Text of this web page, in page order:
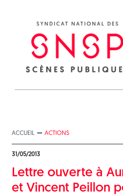
ACCUEIL ACTIONS
31/05/2013
Lettre ouverte à
et Vincent Peillon